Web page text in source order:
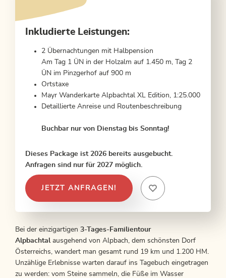
Bei der einzigartigen 3-Tages-Familientour
Alpbachtal ausgehend von Alpbach, dem schönsten Dorf
Österreichs, wandert man gesamt rund 19 km und 1.200 HM.
Unzählige Erlebnisse warten darauf ins Tagebuch eingetragen
zu werden: vom Steine sammeln, die Füße im Wasser
Inkludierte Leistungen:
2 Übernachtungen mit Halbpension
Am Tag 1 ÜN in der Holzalm auf 1.450 m, Tag 2
ÜN im Pinzgerhof auf 900 m
Ortstaxe
Mayr Wanderkarte Alpbachtal XL Edition, 1:25.000
Detaillierte Anreise und Routenbeschreibung
Buchbar nur von Dienstag bis Sonntag!
Dieses Package ist 2026 bereits ausgebucht.
Anfragen sind nur für 2027 möglich.
JETZT ANFRAGEN!